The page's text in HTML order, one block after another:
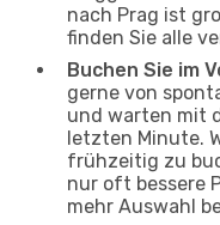
nach Prag ist
finden Sie alle
Buchen Sie im
gerne von
und warten mit
letzten Minute.
frühzeitig zu
nur oft bessere
mehr Auswahl